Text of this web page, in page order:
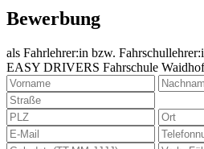
Bewerbung
als Fahrlehrer:in bzw.
EASY DRIVERS Fahrschule